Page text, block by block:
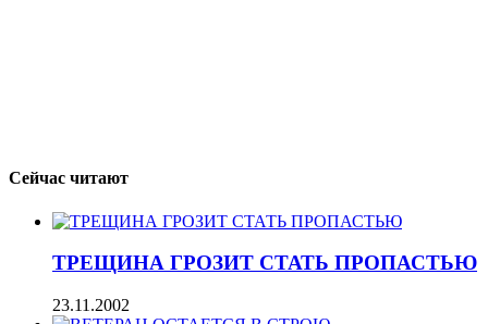
Сейчас читают
ТРЕЩИНА ГРОЗИТ СТАТЬ ПРОПАСТЬЮ
23.11.2002